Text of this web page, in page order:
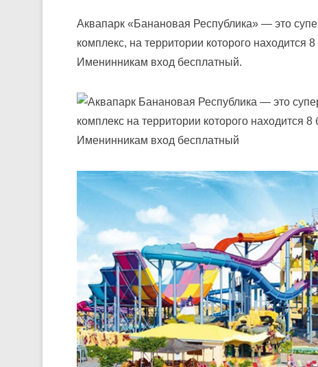
Аквапарк «Банановая Республика» — это
комплекс, на территории которого находится
Именинникам вход бесплатный.